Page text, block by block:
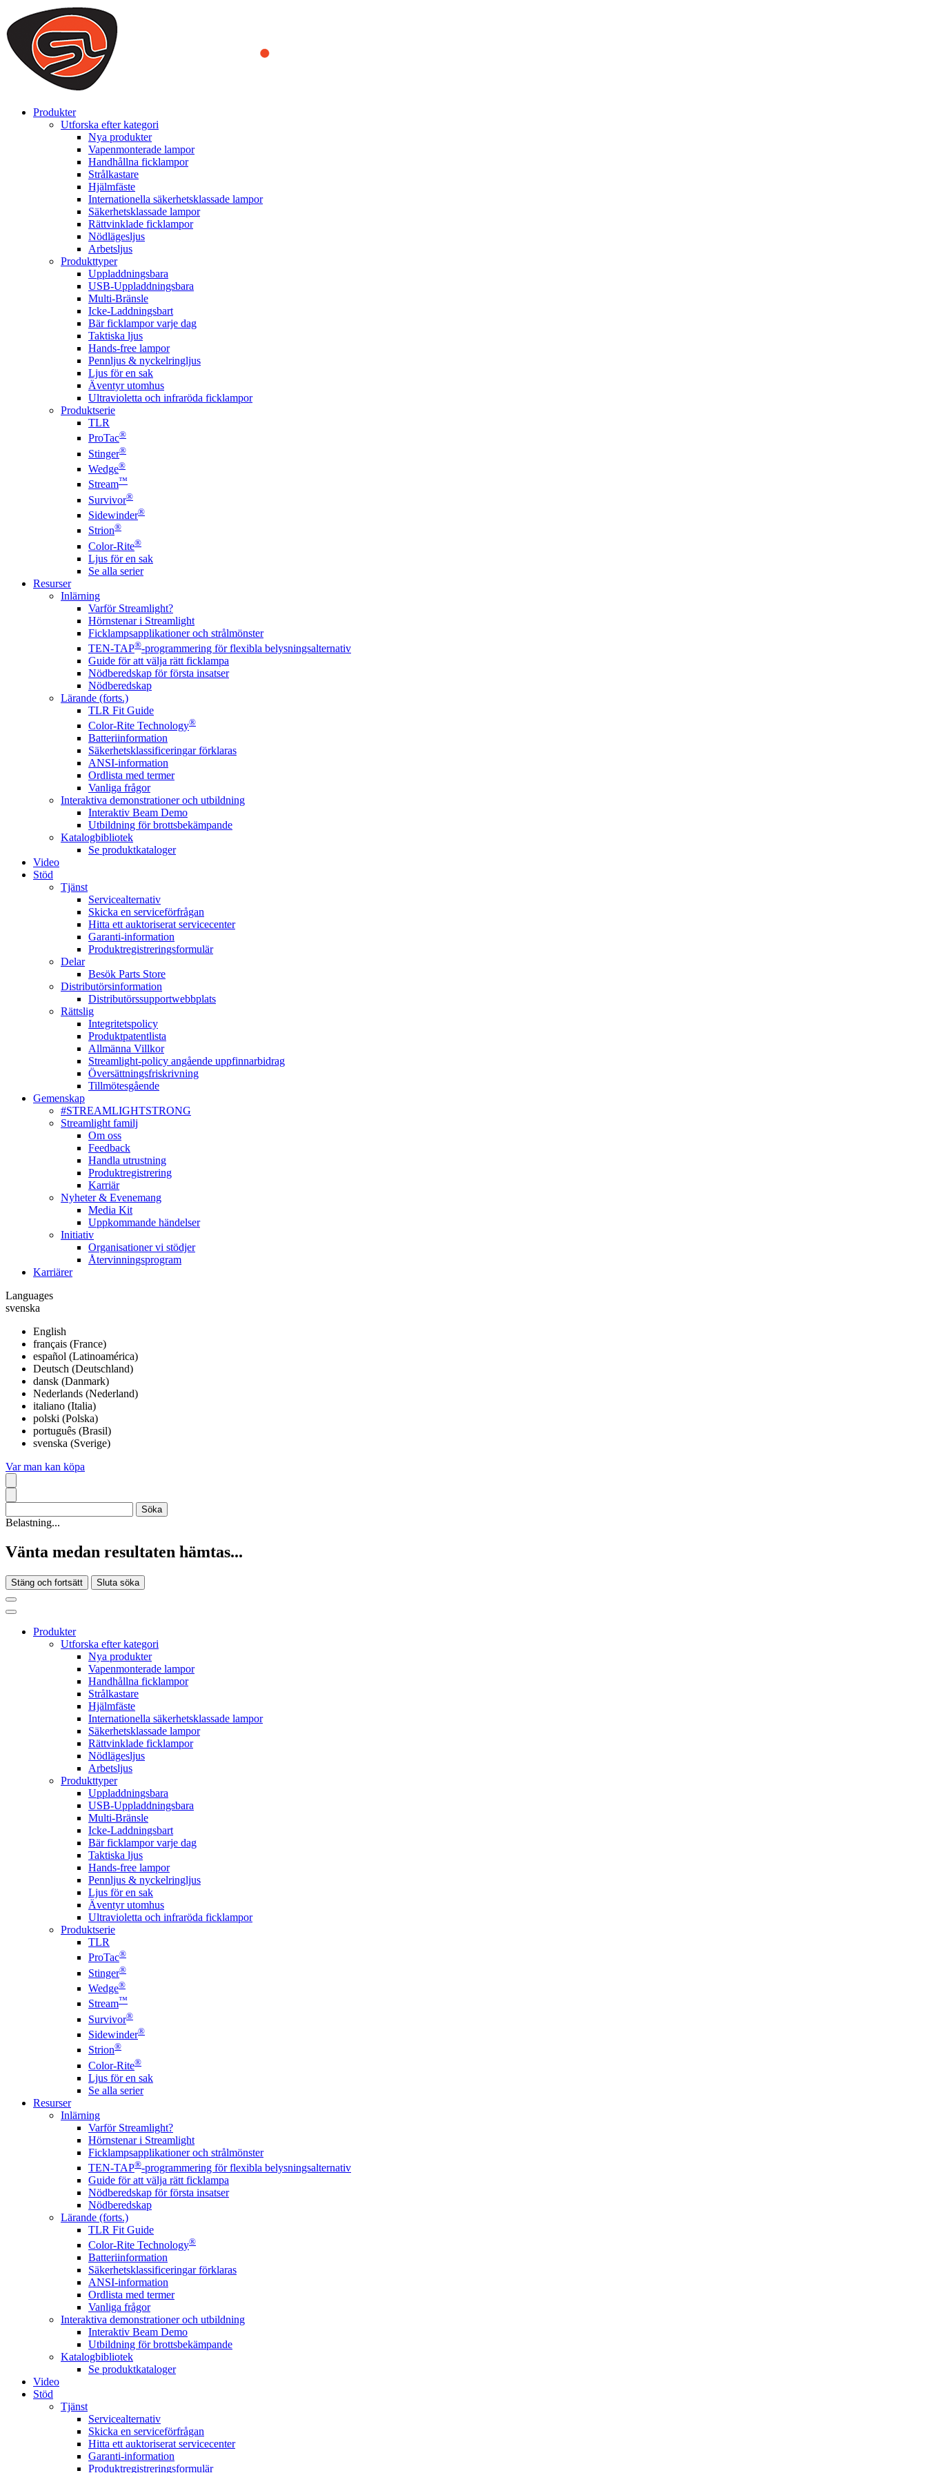
We use cookies to ensure that we provide you the best experience on our website. By continuing to browse this website, you accept that cookies are used to help us analyze how the website is used and to offer
you a better experience. To learn more or to find out how you can disable cookies, you can access our
ACCEPT AND CLOSE
Produkter
Utforska efter kategori
Nya produkter
Vapenmonterade lampor
Handhållna ficklampor
Strålkastare
Hjälmfäste
Internationella säkerhetsklassade lampor
Säkerhetsklassade lampor
Rättvinklade ficklampor
Nödlägesljus
Arbetsljus
Produkttyper
Uppladdningsbara
USB-Uppladdningsbara
Multi-Bränsle
Icke-Laddningsbart
Bär ficklampor varje dag
Taktiska ljus
Hands-free lampor
Pennljus & nyckelringljus
Ljus för en sak
Äventyr utomhus
Ultravioletta och infraröda ficklampor
Produktserie
TLR
ProTac®
Stinger®
Wedge®
Stream™
Survivor®
Sidewinder®
Strion®
Color-Rite®
Ljus för en sak
Se alla serier
Resurser
Inlärning
Varför Streamlight?
Hörnstenar i Streamlight
Ficklampsapplikationer och strålmönster
TEN-TAP®-programmering för flexibla belysningsalternativ
Guide för att välja rätt ficklampa
Nödberedskap för första insatser
Nödberedskap
Lärande (forts.)
TLR Fit Guide
Color-Rite Technology®
Batteriinformation
Säkerhetsklassificeringar förklaras
ANSI-information
Ordlista med termer
Vanliga frågor
Interaktiva demonstrationer och utbildning
Interaktiv Beam Demo
Utbildning för brottsbekämpande
Katalogbibliotek
Se produktkataloger
Video
Stöd
Tjänst
Servicealternativ
Skicka en serviceförfrågan
Hitta ett auktoriserat servicecenter
Garanti-information
Produktregistreringsformulär
Delar
Besök Parts Store
Distributörsinformation
Distributörssupportwebbplats
Rättslig
Integritetspolicy
Produktpatentlista
Allmänna Villkor
Streamlight-policy angående uppfinnarbidrag
Översättningsfriskrivning
Tillmötesgående
Gemenskap
#STREAMLIGHTSTRONG
Streamlight familj
Om oss
Feedback
Handla utrustning
Produktregistrering
Karriär
Nyheter & Evenemang
Media Kit
Uppkommande händelser
Initiativ
Organisationer vi stödjer
Återvinningsprogram
Karriärer
Languages
svenska
English
français (France)
español (Latinoamérica)
Deutsch (Deutschland)
dansk (Danmark)
Nederlands (Nederland)
italiano (Italia)
polski (Polska)
português (Brasil)
svenska (Sverige)
Var man kan köpa
Belastning...
Vänta medan resultaten hämtas...
Stäng och fortsätt Sluta söka
Produkter
Utforska efter kategori
Nya produkter
Vapenmonterade lampor
Handhållna ficklampor
Strålkastare
Hjälmfäste
Internationella säkerhetsklassade lampor
Säkerhetsklassade lampor
Rättvinklade ficklampor
Nödlägesljus
Arbetsljus
Produkttyper
Uppladdningsbara
USB-Uppladdningsbara
Multi-Bränsle
Icke-Laddningsbart
Bär ficklampor varje dag
Taktiska ljus
Hands-free lampor
Pennljus & nyckelringljus
Ljus för en sak
Äventyr utomhus
Ultravioletta och infraröda ficklampor
Produktserie
TLR
ProTac®
Stinger®
Wedge®
Stream™
Survivor®
Sidewinder®
Strion®
Color-Rite®
Ljus för en sak
Se alla serier
Resurser
Inlärning
Varför Streamlight?
Hörnstenar i Streamlight
Ficklampsapplikationer och strålmönster
TEN-TAP®-programmering för flexibla belysningsalternativ
Guide för att välja rätt ficklampa
Nödberedskap för första insatser
Nödberedskap
Lärande (forts.)
TLR Fit Guide
Color-Rite Technology®
Batteriinformation
Säkerhetsklassificeringar förklaras
ANSI-information
Ordlista med termer
Vanliga frågor
Interaktiva demonstrationer och utbildning
Interaktiv Beam Demo
Utbildning för brottsbekämpande
Katalogbibliotek
Se produktkataloger
Video
Stöd
Tjänst
Servicealternativ
Skicka en serviceförfrågan
Hitta ett auktoriserat servicecenter
Garanti-information
Produktregistreringsformulär